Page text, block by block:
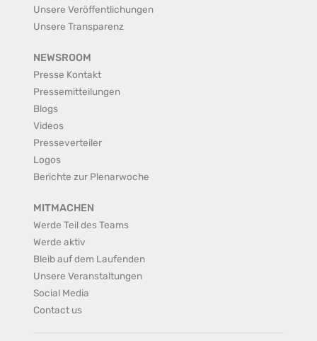
Unsere Veröffentlichungen
Unsere Transparenz
NEWSROOM
Presse Kontakt
Pressemitteilungen
Blogs
Videos
Presseverteiler
Logos
Berichte zur Plenarwoche
MITMACHEN
Werde Teil des Teams
Werde aktiv
Bleib auf dem Laufenden
Unsere Veranstaltungen
Social Media
Contact us